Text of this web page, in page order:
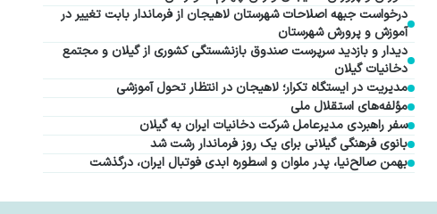
درخواست جبهه اصلاحات شهرستان لاهیجان از فرماندار بابت تغییر در
آموزش و پرورش شهرستان
دیدار و بازدید سرپرست صندوق بازنشستگی کشوری از گیلان و مجتمع
دخانیات گیلان
مدیریت در ایستگاه تکرار؛ لاهیجان در انتظار تحول آموزشی
مؤلفه‌های استقلال ملی
سفر راهبردی مدیرعامل شرکت دخانیات ایران به گیلان
بانوی فرهنگی گیلانی برای یک روز فرماندار رشت شد
بهمن صالح‌نیا، پدر ملوان و اسطوره ابدی فوتبال ایران، درگذشت